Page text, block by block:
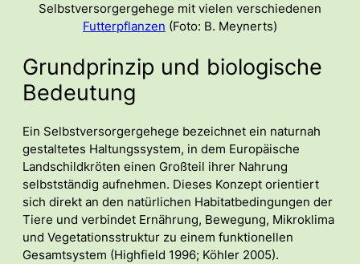
Selbstversorgergehege mit vielen verschiedenen
Futterpflanzen (Foto: B. Meynerts)
Grundprinzip und biologische
Bedeutung
Ein Selbstversorgergehege bezeichnet ein naturnah
gestaltetes Haltungssystem, in dem Europäische
Landschildkröten einen Großteil ihrer Nahrung
selbstständig aufnehmen. Dieses Konzept orientiert
sich direkt an den natürlichen Habitatbedingungen der
Tiere und verbindet Ernährung, Bewegung, Mikroklima
und Vegetationsstruktur zu einem funktionellen
Gesamtsystem (Highfield 1996; Köhler 2005).